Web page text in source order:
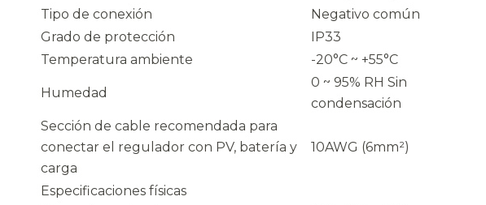
Tipo de conexión
Negativo común
Grado de protección
IP33
Temperatura ambiente
-20°C ~ +55°C
Humedad
0 ~ 95% RH Sin
condensación
Sección de cable recomendada para
conectar el regulador con PV, batería y
carga
10AWG (6mm²)
Especificaciones físicas